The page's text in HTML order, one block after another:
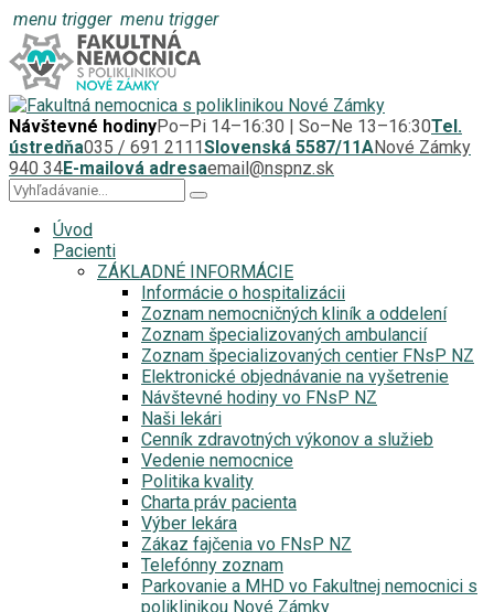
menu trigger menu trigger
Návštevné hodinyPo–Pi 14–16:30 | So–Ne 13–16:30Tel.
ústredňa035 / 691 2111Slovenská 5587/11ANové Zámky
940 34E-mailová adresaemail@nspnz.sk
Úvod
Pacienti
ZÁKLADNÉ INFORMÁCIE
Informácie o hospitalizácii
Zoznam nemocničných kliník a oddelení
Zoznam špecializovaných ambulancií
Zoznam špecializovaných centier FNsP NZ
Elektronické objednávanie na vyšetrenie
Návštevné hodiny vo FNsP NZ
Naši lekári
Cenník zdravotných výkonov a služieb
Vedenie nemocnice
Politika kvality
Charta práv pacienta
Výber lekára
Zákaz fajčenia vo FNsP NZ
Telefónny zoznam
Parkovanie a MHD vo Fakultnej nemocnici s
poliklinikou Nové Zámky